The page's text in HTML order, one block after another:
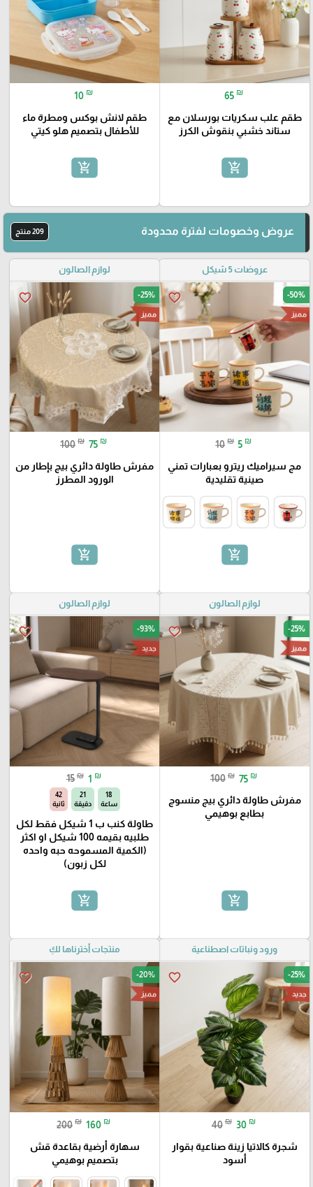
65 ₪
طقم علب سكريات بورسلان مع
ستاند خشبي بنقوش الكرز
add_shopping_cart
10 ₪
طقم لانش بوكس ومطرة ماء
للأطفال بتصميم هلو كيتي
add_shopping_cart
عروض وخصومات لفترة محدودة 209 منتج
عروضات 5 شيكل
favorite_border -50%
مميز
10 ₪ 5 ₪
مج سيراميك ريترو بعبارات تمني
صينية تقليدية
add_shopping_cart
لوازم الصالون
favorite_border -25%
مميز
100 ₪ 75 ₪
مفرش طاولة دائري بيج بإطار من
الورود المطرز
add_shopping_cart
لوازم الصالون
favorite_border -25%
مميز
100 ₪ 75 ₪
مفرش طاولة دائري بيج منسوج
بطابع بوهيمي
add_shopping_cart
لوازم الصالون
favorite_border -93%
جديد
15 ₪ 1 ₪
18
ساعة
21
دقيقة
40
ثانية
طاولة كنب ب 1 شيكل فقط لكل
طلبيه بقيمه 100 شيكل او اكثر
(الكمية المسموحه حبه واحده
لكل زبون)
add_shopping_cart
ورود ونباتات اصطناعية
favorite_border -25%
جديد
40 ₪ 30 ₪
شجرة كالاتيا زينة صناعية بقوار
أسود
منتجات أخترناها لكِ
favorite_border -20%
مميز
200 ₪ 160 ₪
سهارة أرضية بقاعدة قش
بتصميم بوهيمي